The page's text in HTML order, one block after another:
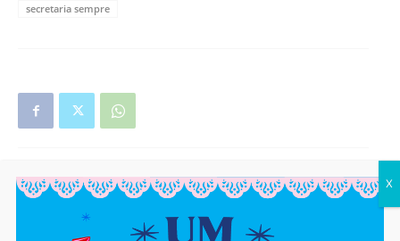
secretaria sempre
Artigo anterior
SÃO JOÃO SEGURO: Postos
Próximo artigo
APRENDA A DANÇAR: Aulões
X